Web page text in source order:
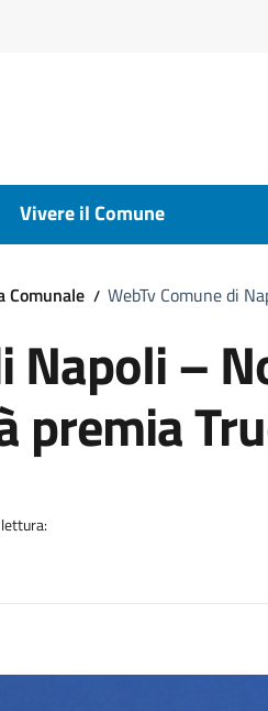
Vivere il Comune
Comunale WebTv Comune di
Napoli –
premia